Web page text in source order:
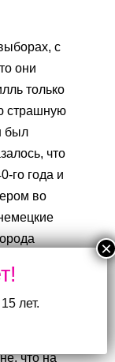
с
они
только
страшную
был
что
го года и
во
и
что на
15 лет.